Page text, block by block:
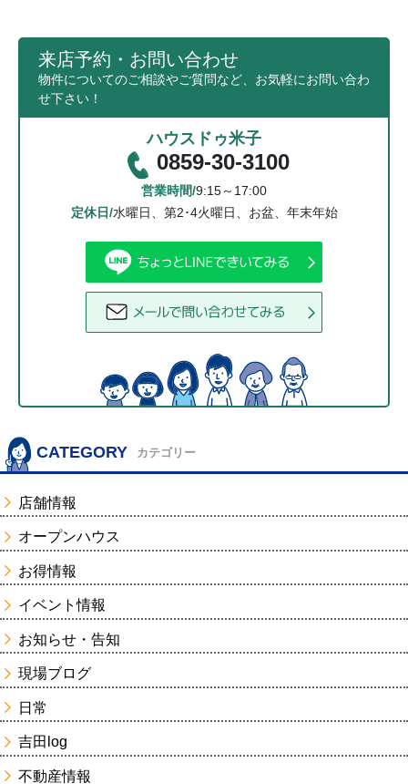
来店予約・お問い合わせ
物件についてのご相談やご質問など、お気軽にお問い合わ
せ下さい！
ハウスドゥ米子
0859-30-3100
営業時間/9:15～17:00
定休日/水曜日、第2･4火曜日、お盆、年末年始
CATEGORY カテゴリー
店舗情報
オープンハウス
お得情報
イベント情報
お知らせ・告知
現場ブログ
日常
吉田log
不動産情報